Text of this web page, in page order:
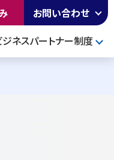
お問い合わせ
ジネスパートナー制度